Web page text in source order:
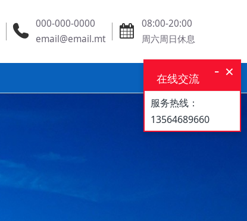
000-000-0000
email@email.mt
08:00-20:00
周六周日休息
×
-
在线交流
服务热线：
13564689660